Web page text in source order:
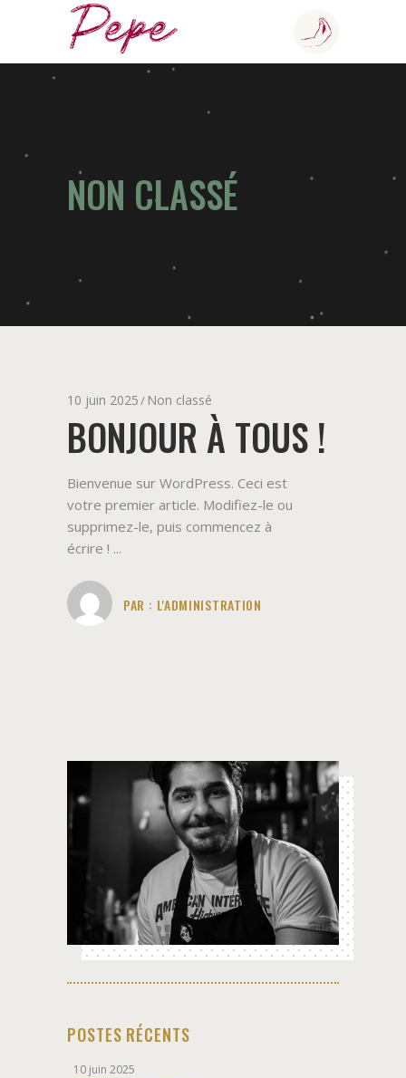
NON CLASSÉ
10 juin 2025 Non classé
BONJOUR À TOUS !
Bienvenue sur WordPress. Ceci est
votre premier article. Modifiez-le ou
supprimez-le, puis commencez à
écrire !
PAR : L'ADMINISTRATION
POSTES RÉCENTS
10 juin 2025